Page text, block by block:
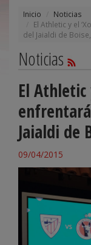
Inicio
Noticias
El Athletic y el
del Jaialdi de
Noticias
El Athletic
Jaialdi de
09/04/2015